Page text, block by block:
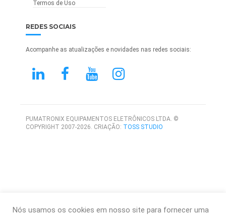
Termos de Uso
REDES SOCIAIS
Acompanhe as atualizações e novidades nas redes sociais:
PUMATRONIX EQUIPAMENTOS ELETRÔNICOS LTDA. ©
COPYRIGHT 2007-2026. CRIAÇÃO: TOSS STUDIO
Nós usamos os cookies em nosso site para fornecer uma